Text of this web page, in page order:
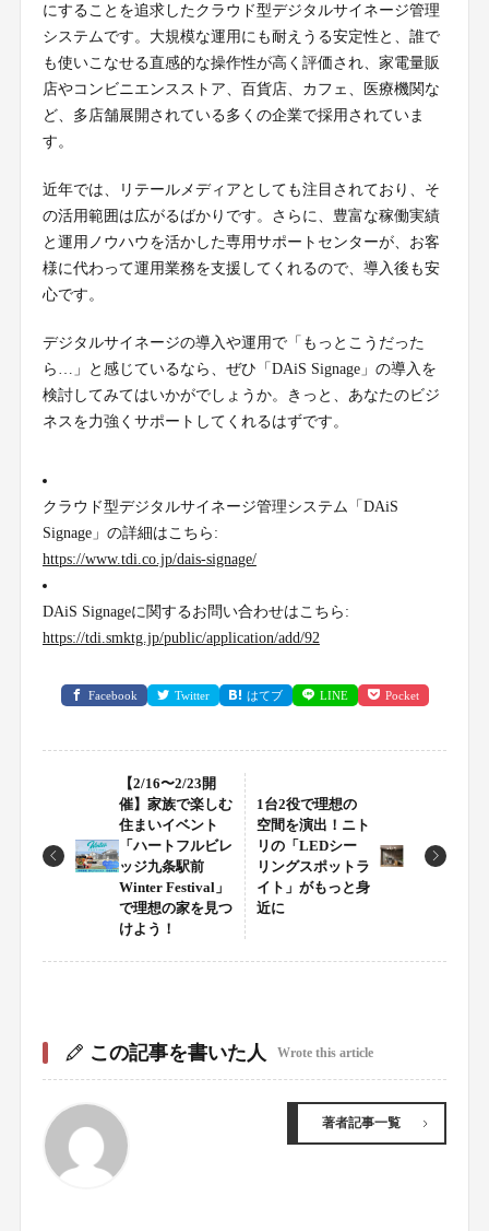
にすることを追求したクラウド型デジタルサイネージ管理
システムです。大規模な運用にも耐えうる安定性と、誰で
も使いこなせる直感的な操作性が高く評価され、家電量販
店やコンビニエンスストア、百貨店、カフェ、医療機関な
ど、多店舗展開されている多くの企業で採用されていま
す。
近年では、リテールメディアとしても注目されており、そ
の活用範囲は広がるばかりです。さらに、豊富な稼働実績
と運用ノウハウを活かした専用サポートセンターが、お客
様に代わって運用業務を支援してくれるので、導入後も安
心です。
デジタルサイネージの導入や運用で「もっとこうだった
ら…」と感じているなら、ぜひ「DAiS Signage」の導入を
検討してみてはいかがでしょうか。きっと、あなたのビジ
ネスを力強くサポートしてくれるはずです。
クラウド型デジタルサイネージ管理システム「DAiS
Signage」の詳細はこちら:
https://www.tdi.co.jp/dais-signage/
DAiS Signageに関するお問い合わせはこちら:
https://tdi.smktg.jp/public/application/add/92
Facebook Twitter はてブ LINE Pocket
【2/16〜2/23開
催】家族で楽しむ
住まいイベント
「ハートフルビレ
ッジ九条駅前
Winter Festival」
で理想の家を見つ
けよう！
1台2役で理想の
空間を演出！ニト
リの「LEDシー
リングスポットラ
イト」がもっと身
近に
この記事を書いた人 Wrote this article
著者記事一覧